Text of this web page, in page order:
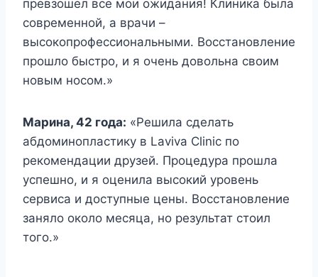
превзошел все мои ожидания! Клиника была
современной, а врачи –
высокопрофессиональными. Восстановление
прошло быстро, и я очень довольна своим
новым носом.»
Марина, 42 года: «Решила сделать
абдоминопластику в Laviva Clinic по
рекомендации друзей. Процедура прошла
успешно, и я оценила высокий уровень
сервиса и доступные цены. Восстановление
заняло около месяца, но результат стоил
того.»